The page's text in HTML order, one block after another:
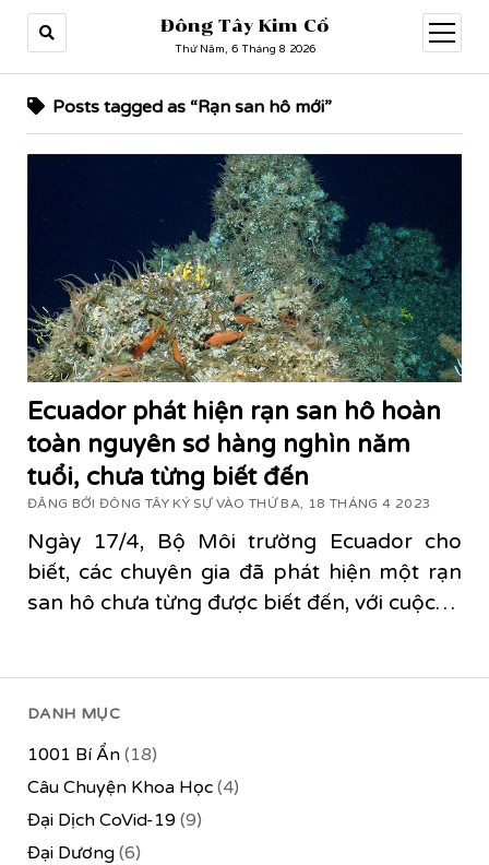
Đông Tây Kim Cổ
Thứ Năm, 6 Tháng 8 2026
open
menu
DANH MỤC
1001 Bí Ẩn(18)
Câu Chuyện Khoa Học(4)
Đại Dịch CoVid-19(9)
Đại Dương(6)
Posts tagged as “Rạn san hô mới”
Ecuador phát hiện rạn san hô hoàn
toàn nguyên sơ hàng nghìn năm
tuổi, chưa từng biết đến
ĐĂNG BỞI ĐÔNG TÂY KÝ SỰ VÀO THỨ BA, 18 THÁNG 4 2023
Ngày 17/4, Bộ Môi trường Ecuador cho
biết, các chuyên gia đã phát hiện một rạn
san hô chưa từng được biết đến, với cuộc…